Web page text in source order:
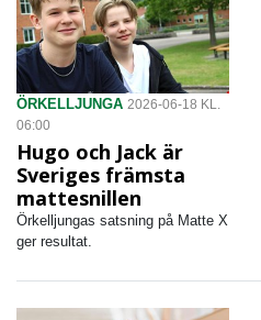
ÖRKELLJUNGA 2026-06-18 KL.
06:00
Hugo och Jack är
Sveriges främsta
mattesnillen
Örkelljungas satsning på Matte X
ger resultat.